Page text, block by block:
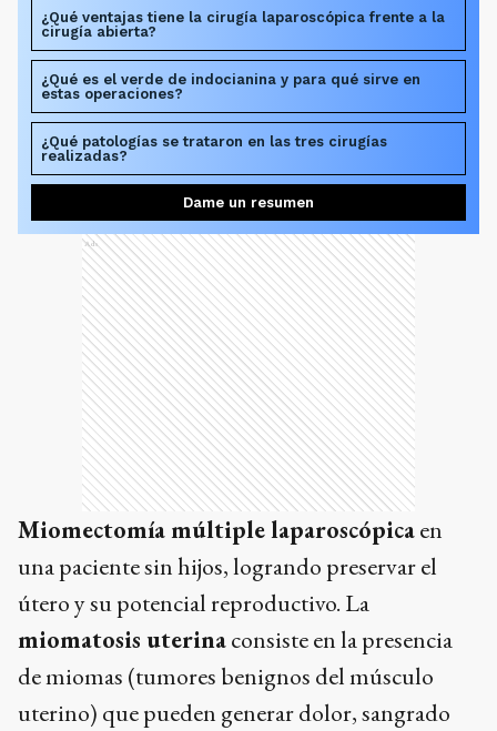
¿Qué ventajas tiene la cirugía laparoscópica frente a la
cirugía abierta?
¿Qué es el verde de indocianina y para qué sirve en
estas operaciones?
¿Qué patologías se trataron en las tres cirugías
realizadas?
Dame un resumen
Ads
Miomectomía múltiple laparoscópicaen
una paciente sin hijos, logrando preservar el
útero y su potencial reproductivo. La
miomatosis uterinaconsiste en la presencia
de miomas (tumores benignos del músculo
uterino) que pueden generar dolor, sangrado